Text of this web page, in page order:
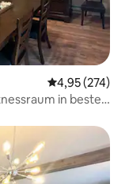
4,95 (274)
in bester